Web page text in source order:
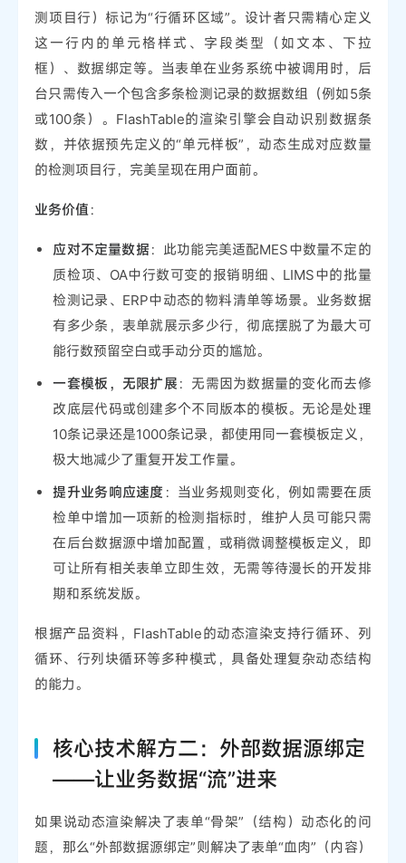
测项目行）标记为“行循环区域”。设计者只需精心定义
这一行内的单元格样式、字段类型（如文本、下拉
框）、数据绑定等。当表单在业务系统中被调用时，后
台只需传入一个包含多条检测记录的数据数组（例如5条
或100条）。FlashTable的渲染引擎会自动识别数据条
数，并依据预先定义的“单元样板”，动态生成对应数量
的检测项目行，完美呈现在用户面前。
业务价值：
应对不定量数据 ：此功能完美适配MES中数量不定的
质检项、OA中行数可变的报销明细、LIMS中的批量
检测记录、ERP中动态的物料清单等场景。业务数据
有多少条，表单就展示多少行，彻底摆脱了为最大可
能行数预留空白或手动分页的尴尬。
一套模板，无限扩展 ：无需因为数据量的变化而去修
改底层代码或创建多个不同版本的模板。无论是处理
10条记录还是1000条记录，都使用同一套模板定义，
极大地减少了重复开发工作量。
提升业务响应速度 ：当业务规则变化，例如需要在质
检单中增加一项新的检测指标时，维护人员可能只需
在后台数据源中增加配置，或稍微调整模板定义，即
可让所有相关表单立即生效，无需等待漫长的开发排
期和系统发版。
根据产品资料，FlashTable的动态渲染支持行循环、列
循环、行列块循环等多种模式，具备处理复杂动态结构
的能力。
核心技术解方二：外部数据源绑定
——让业务数据“流”进来
如果说动态渲染解决了表单“骨架”（结构）动态化的问
题，那么“外部数据源绑定”则解决了表单“血肉”（内容）